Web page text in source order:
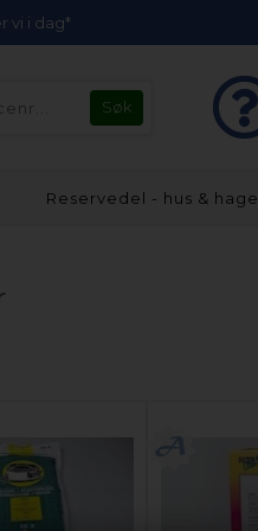
vi i dag*
Reservedel - hus & hage